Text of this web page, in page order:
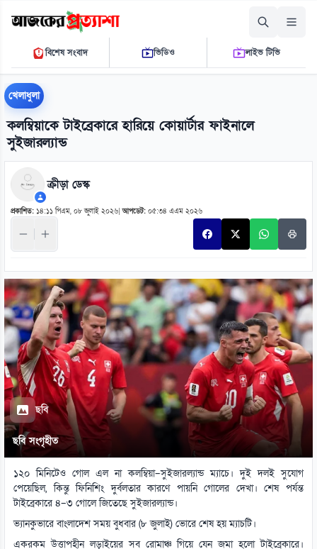
শুক্রবার, ০৭ আগস্ট ২০২৬
১১:২৮:২৮ পি.এম.THE DAILY AJKER PROTTASHA
বিশেষ সংবাদ ভিডিও লাইভ টিভি
খেলাধুলা
কলম্বিয়াকে টাইব্রেকারে হারিয়ে কোয়ার্টার ফাইনালে
সুইজারল্যান্ড
ক্রীড়া ডেস্ক
প্রকাশিত: ১৪:১১ পিএম, ০৮ জুলাই ২০২৬ |আপডেট: ০৫:৩৪ এএম ২০২৬
ছবি
ছবি সংগৃহীত
১২০ মিনিটেও গোল এল না কলম্বিয়া–সুইজারল্যান্ড ম্যাচে। দুই দলই সুযোগ
পেয়েছিল, কিন্তু ফিনিশিং দুর্বলতার কারণে পায়নি গোলের দেখা। শেষ পর্যন্ত
টাইব্রেকারে ৪–৩ গোলে জিতেছে সুইজারল্যান্ড।
ভ্যানকুভারে বাংলাদেশ সময় বুধবার (৮ জুলাই) ভোরে শেষ হয় ম্যাচটি।
একরকম উত্তাপহীন লড়াইয়ের সব রোমাঞ্চ গিয়ে যেন জমা হলো টাইব্রেকারে।